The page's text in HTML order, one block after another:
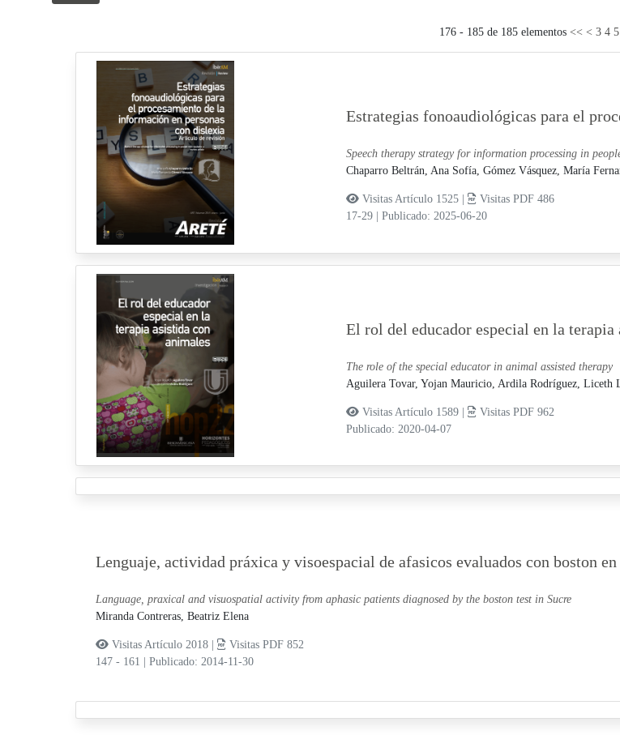
176 - 185 de 185 elementos<< < 3 4 5
Estrategias fonoaudiológicas para el
Speech therapy strategy for information processing in
Chaparro Beltrán, Ana Sofía, Gómez Vásquez, María
Visitas Artículo 1525 |
Visitas PDF 486
17-29
Publicado: 2025-06-20
El rol del educador especial en la terapia
The role of the special educator in animal assisted therapy
Aguilera Tovar, Yojan Mauricio, Ardila Rodríguez, Liceth
Visitas Artículo 1589 |
Visitas PDF 962
Publicado: 2020-04-07
Lenguaje, actividad práxica y visoespacial de afasicos evaluados con boston en
Language, praxical and visuospatial activity from aphasic patients diagnosed by the boston test in Sucre
Miranda Contreras, Beatriz Elena
Visitas Artículo 2018 |
Visitas PDF 852
147 - 161
Publicado: 2014-11-30